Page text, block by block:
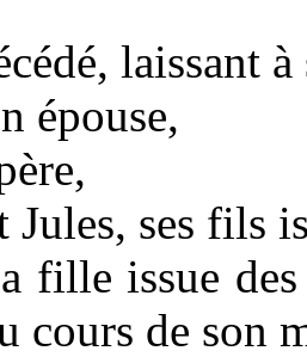
laissant
épouse,
Jules, ses fils
fille issue
cours de son